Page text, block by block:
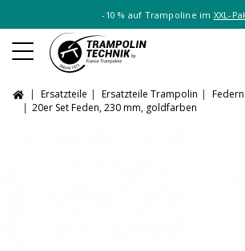
-10 % auf Trampoline im XXL-
Ersatzteile Ersatzteile Trampolin
Federn
20er Set Feden, 230 mm, goldfarben